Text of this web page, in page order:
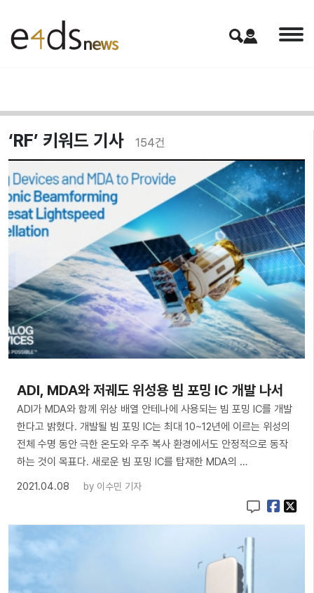
‘RF’ 키워드 기사 154건
ADI, MDA와 저궤도 위성용 빔 포밍 IC 개발 나서
ADI가 MDA와 함께 위상 배열 안테나에 사용되는 빔 포밍 IC를 개발
한다고 밝혔다. 개발될 빔 포밍 IC는 최대 10~12년에 이르는 위성의
전체 수명 동안 극한 온도와 우주 복사 환경에서도 안정적으로 동작
하는 것이 목표다. 새로운 빔 포밍 IC를 탑재한 MDA의 …
2021.04.08
by 이수민 기자